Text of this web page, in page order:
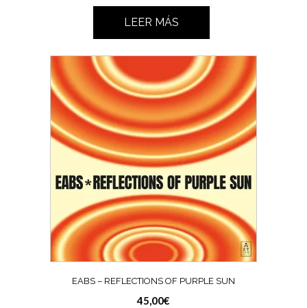
LEER MÁS
EABS – REFLECTIONS OF PURPLE SUN
45,00€